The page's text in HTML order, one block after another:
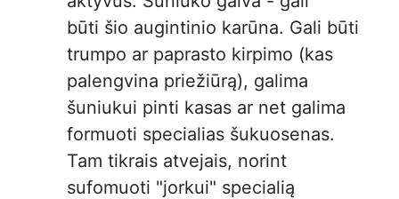
būti šio augintinio karūna. Gali būti
trumpo ar paprasto kirpimo (kas
palengvina priežiūrą), galima
šuniukui pinti kasas ar net galima
formuoti specialias šukuosenas.
Tam tikrais atvejais, norint
sufomuoti "jorkui" specialią